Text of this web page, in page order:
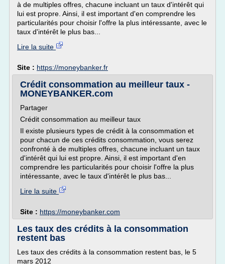
à de multiples offres, chacune incluant un taux d'intérêt qui
lui est propre. Ainsi, il est important d'en comprendre les
particularités pour choisir l'offre la plus intéressante, avec le
taux d'intérêt le plus bas...
Lire la suite
Site : https://moneybanker.fr
Crédit consommation au meilleur taux -
MONEYBANKER.com
Partager
Crédit consommation au meilleur taux
Il existe plusieurs types de crédit à la consommation et
pour chacun de ces crédits consommation, vous serez
confronté à de multiples offres, chacune incluant un taux
d'intérêt qui lui est propre. Ainsi, il est important d'en
comprendre les particularités pour choisir l'offre la plus
intéressante, avec le taux d'intérêt le plus bas...
Lire la suite
Site : https://moneybanker.com
Les taux des crédits à la consommation
restent bas
Les taux des crédits à la consommation restent bas, le 5
mars 2012